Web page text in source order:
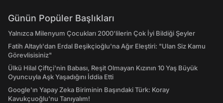
Günün Popüler Başlıkları
Yalnızca Milenyum Çocukları 2000'lilerin Çok İyi Bildiği Şeyler
Fatih Altaylı'dan Erdal Beşikçioğlu'na Ağır Eleştiri: "Ulan Siz Kamu
Görevlisisiniz"
Ülkü Hilal Çiftçi'nin Babası, Reşit Olmayan Kızının 10 Yaş Büyük
Oyuncuyla Aşk Yaşadığını İddia Etti
Google'ın Yapay Zeka Biriminin Başındaki Türk: Koray
Kavukçuoğlu'nu Tanıyalım!